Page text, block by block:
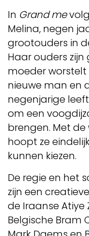
In Grand me
Melina, negen
grootouders in
Haar ouders
moeder
nieuwe man en
negenjarige
om een
brengen. Met
hoopt ze
kunnen kiezen.
De regie en het
zijn een
de Iraanse Atiye
Belgische Bram